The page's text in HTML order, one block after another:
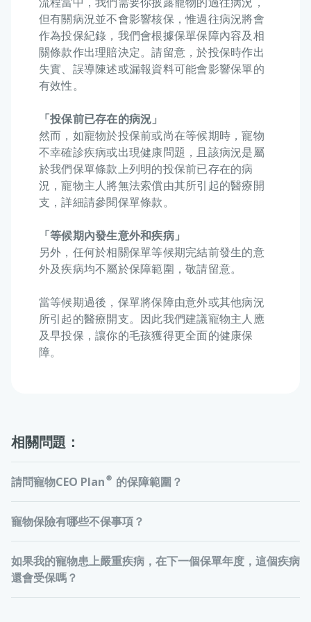
但有關病況並不會影響核保，惟過往病況將會
作為投保紀錄，我們會根據保單保障內容及相
關條款作出理賠決定。請留意，於投保時作出
失實、誤導陳述或漏報資料可能會影響保單的
有效性。
「投保前已存在的病況」
然而，如寵物於投保前或尚在等候期時，寵物
不幸確診疾病或出現健康問題，且該病況是屬
於我們保單條款上列明的投保前已存在的病
況，寵物主人將無法索償由其所引起的醫療開
支，詳細請參閱保單條款。
「等候期內發生意外和疾病」
另外，任何於相關保單等候期完結前發生的意
外及疾病均不屬於保障範圍，敬請留意。
當等候期過後，保單將保障由意外或其他病況
所引起的醫療開支。因此我們建議寵物主人應
及早投保，讓你的毛孩獲得更全面的健康保
障。
相關問題：
請問寵物CEO Plan®的保障範圍？
寵物保險有哪些不保事項？
如果我的寵物患上嚴重疾病，在下一個保單年度，這個疾病
還會受保嗎？